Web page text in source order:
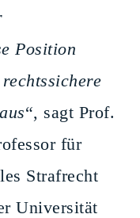
Position
“, sagt Prof.
für
Strafrecht
Universität